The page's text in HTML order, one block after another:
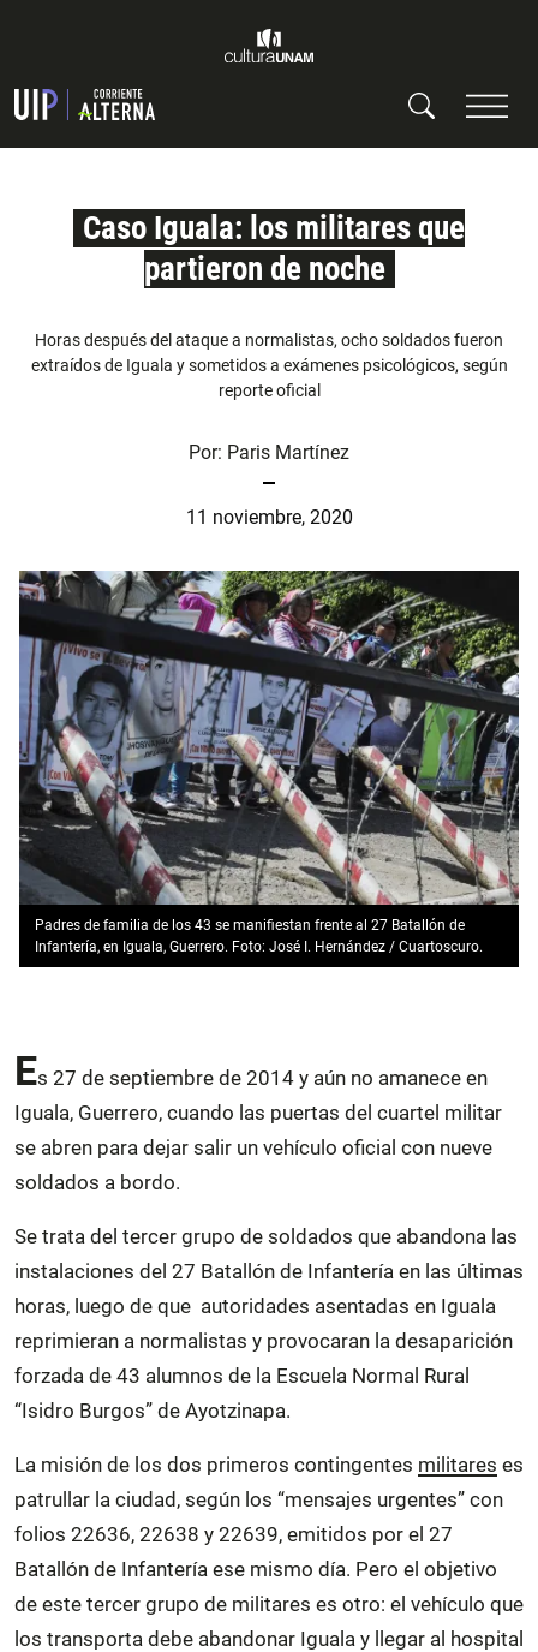
Caso Iguala: los militares que
partieron de noche
Horas después del ataque a normalistas, ocho soldados fueron
extraídos de Iguala y sometidos a exámenes psicológicos, según
reporte oficial
Por: Paris Martínez
11 noviembre, 2020
Padres de familia de los 43 se manifiestan frente al 27 Batallón de
Infantería, en Iguala, Guerrero. Foto: José I. Hernández / Cuartoscuro.
Es 27 de septiembre de 2014 y aún no amanece en
Iguala, Guerrero, cuando las puertas del cuartel militar
se abren para dejar salir un vehículo oficial con nueve
soldados a bordo.
Se trata del tercer grupo de soldados que abandona las
instalaciones del 27 Batallón de Infantería en las últimas
horas, luego de que autoridades asentadas en Iguala
reprimieran a normalistas y provocaran la desaparición
forzada de 43 alumnos de la Escuela Normal Rural
“Isidro Burgos” de Ayotzinapa.
La misión de los dos primeros contingentes militares es
patrullar la ciudad, según los “mensajes urgentes” con
folios 22636, 22638 y 22639, emitidos por el 27
Batallón de Infantería ese mismo día. Pero el objetivo
de este tercer grupo de militares es otro: el vehículo que
los transporta debe abandonar Iguala y llegar al hospital